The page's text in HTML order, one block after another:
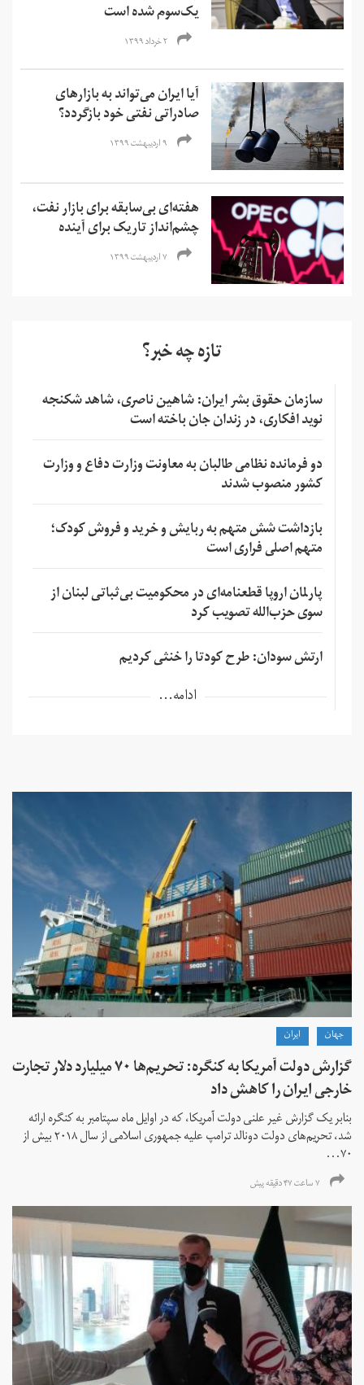
یک‌سوم شده است
۲ خرداد ۱۳۹۹
آیا ایران می‌تواند به بازارهای
صادراتی نفتی خود بازگردد؟
۹ اردیبهشت ۱۳۹۹
هفته‌ای بی‌سابقه برای بازار نفت،
چشم‌انداز تاریک برای آینده
۷ اردیبهشت ۱۳۹۹
تازه چه خبر؟
سازمان حقوق بشر ایران: شاهین ناصری، شاهد شکنجه
نوید افکاری، در زندان جان باخته است
دو فرمانده نظامی طالبان به معاونت وزارت دفاع و وزارت
کشور منصوب شدند
بازداشت شش متهم به ربایش و خرید و فروش کودک؛
متهم اصلی فراری است
پارلمان اروپا قطعنامه‌ای در محکومیت بی‌ثباتی لبنان از
سوی حزب‌الله تصویب کرد
ارتش سودان: طرح کودتا را خنثی کردیم
ادامه...
جهان ايران
گزارش دولت آمریکا به کنگره: تحریم‌ها ۷۰ میلیارد دلار تجارت
خارجی ایران را کاهش داد
بنابر یک گزارش غیر علنی دولت آمریکا، که در اوایل ماه سپتامبر به کنگره ارائه
شد، تحریم‌های دولت دونالد ترامپ علیه جمهوری اسلامی از سال ۲۰۱۸ بیش از
۷۰...
۷ ساعت ۴۷ دقیقه پیش